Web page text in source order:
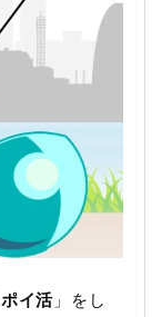
ポイ活 」をし